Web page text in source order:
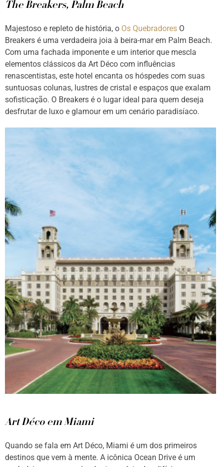
The Breakers, Palm Beach
Majestoso e repleto de história, o Os Quebradores O
Breakers é uma verdadeira joia à beira-mar em Palm Beach.
Com uma fachada imponente e um interior que mescla
elementos clássicos da Art Déco com influências
renascentistas, este hotel encanta os hóspedes com suas
suntuosas colunas, lustres de cristal e espaços que exalam
sofisticação. O Breakers é o lugar ideal para quem deseja
desfrutar de luxo e glamour em um cenário paradisíaco.
Art Déco em Miami
Quando se fala em Art Déco, Miami é um dos primeiros
destinos que vem à mente. A icônica Ocean Drive é um